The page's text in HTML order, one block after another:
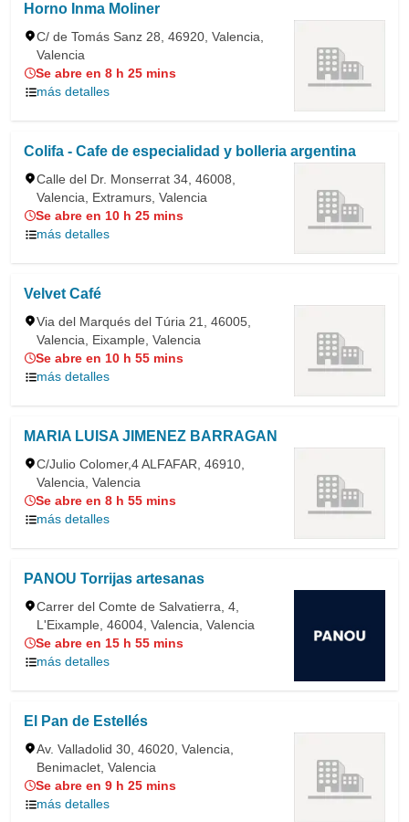
Horno Inma Moliner
C/ de Tomás Sanz 28, 46920, Valencia,
Valencia
Se abre en 8 h 25 mins
más detalles
Colifa - Cafe de especialidad y bolleria argentina
Calle del Dr. Monserrat 34, 46008,
Valencia, Extramurs, Valencia
Se abre en 10 h 25 mins
más detalles
Velvet Café
Via del Marqués del Túria 21, 46005,
Valencia, Eixample, Valencia
Se abre en 10 h 55 mins
más detalles
MARIA LUISA JIMENEZ BARRAGAN
C/Julio Colomer,4 ALFAFAR, 46910,
Valencia, Valencia
Se abre en 8 h 55 mins
más detalles
PANOU Torrijas artesanas
Carrer del Comte de Salvatierra, 4,
L'Eixample, 46004, Valencia, Valencia
Se abre en 15 h 55 mins
más detalles
El Pan de Estellés
Av. Valladolid 30, 46020, Valencia,
Benimaclet, Valencia
Se abre en 9 h 25 mins
más detalles